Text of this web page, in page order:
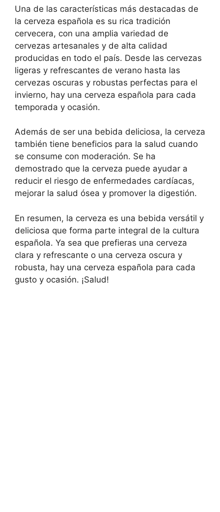
Una de las características más destacadas de
la cerveza española es su rica tradición
cervecera, con una amplia variedad de
cervezas artesanales y de alta calidad
producidas en todo el país. Desde las cervezas
ligeras y refrescantes de verano hasta las
cervezas oscuras y robustas perfectas para el
invierno, hay una cerveza española para cada
temporada y ocasión.
Además de ser una bebida deliciosa, la cerveza
también tiene beneficios para la salud cuando
se consume con moderación. Se ha
demostrado que la cerveza puede ayudar a
reducir el riesgo de enfermedades cardíacas,
mejorar la salud ósea y promover la digestión.
En resumen, la cerveza es una bebida versátil y
deliciosa que forma parte integral de la cultura
española. Ya sea que prefieras una cerveza
clara y refrescante o una cerveza oscura y
robusta, hay una cerveza española para cada
gusto y ocasión. ¡Salud!